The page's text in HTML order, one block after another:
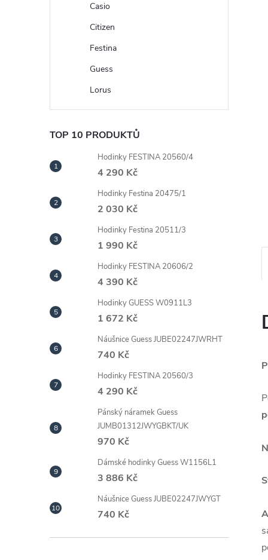
Casio
Citizen
Festina
Guess
Lorus
TOP 10 PRODUKTŮ
Hodinky FESTINA 20560/4
4 290 Kč
Hodinky Festina 20475/1
2 030 Kč
Hodinky Festina 20511/3
1 990 Kč
Hodinky FESTINA 20606/2
4 390 Kč
Hodinky GUESS W0911L3
1 672 Kč
Náušnice Guess JUBE02247JWRHT
740 Kč
Hodinky FESTINA 20560/3
4 290 Kč
Pánský náramek Guess
JUMB01312JWYGBKT/UK
970 Kč
Dámské hodinky Guess W1156L1
3 886 Kč
Náušnice Guess JUBE02247JWYGT
740 Kč